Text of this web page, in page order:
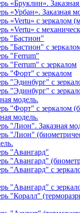
«Бруклин».
«Урбан». Заказная
«Vertu» с зеркалом
«Vertu» с
"Бастион"
"Бастион" с
"Ferrum"
"Ferrum" с зеркалом
"Форт" с зеркалом
"Эдинбург" с
"Эдинбург" с
модель.
"Форт" с зеркалом
модель.
"Лион". Заказная
"Лион"
"Авангард"
"Авангард"
"Авангард" с
"Авангард" с
"Коралл"